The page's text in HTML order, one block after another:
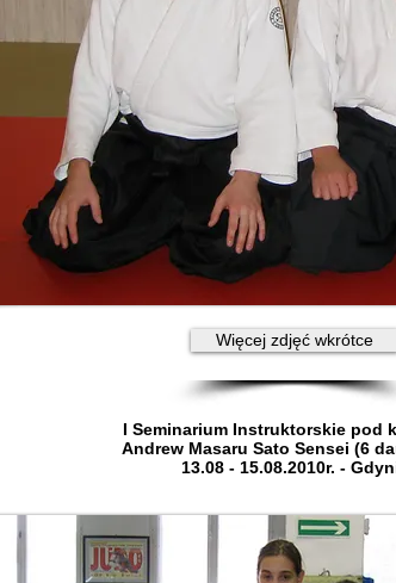
Więcej zdjęć wkrótce
I Seminarium Instruktorskie pod
Andrew Masaru Sato Sensei (6
13.08 - 15.08.2010r. -